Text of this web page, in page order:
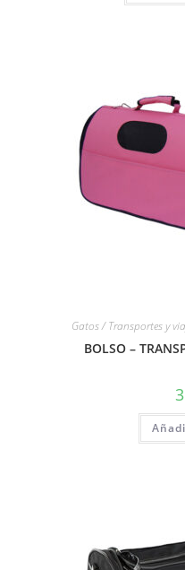
Gatos / Transportes y
BOLSO –